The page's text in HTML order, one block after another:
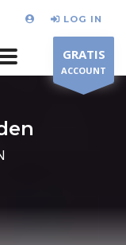
LOG IN
GRATIS
ACCOUNT